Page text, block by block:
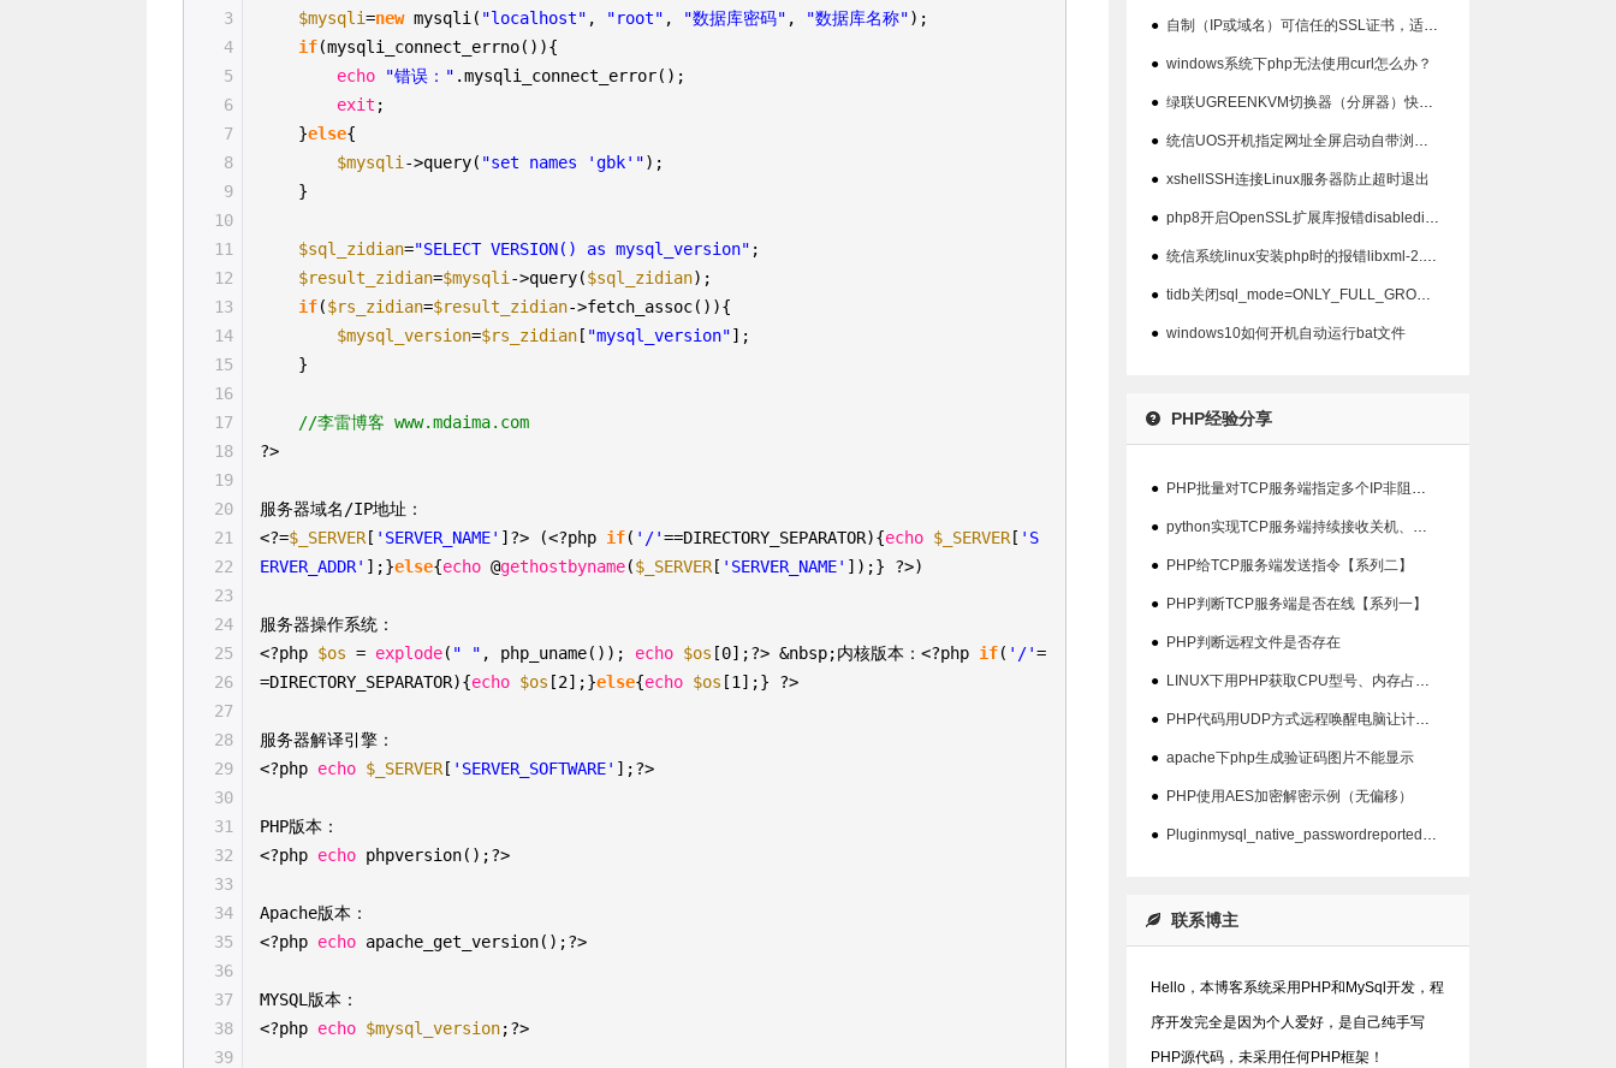
3
4
5
6
7
8
9
10
11
12
13
14
15
16
17
18
19
20
21
22
23
24
25
26
27
28
29
30
31
32
33
34
35
36
37
38
39
$mysqli=new mysqli( "localhost" , "root" , "数据库密码" , "数据库名称");
if(mysqli_connect_errno()){
echo
"错误：" .mysqli_connect_error();
exit ;
}else{
$mysqli ->query( "set names 'gbk'");
}
$sql_zidian="SELECT VERSION() as mysql_version" ;
$result_zidian=$mysqli ->query($sql_zidian);
if($rs_zidian=$result_zidian->fetch_assoc()){
$mysql_version=$rs_zidian [ "mysql_version"];
}
//李雷博客 www.mdaima.com
?>
服务器域名/IP地址：
<?=$_SERVER [ 'SERVER_NAME' ]?> (<?php if( '/'==DIRECTORY_SEPARATOR){echo $_SERVER [ 'S
ERVER_ADDR' ];}else{echo @gethostbyname($_SERVER [ 'SERVER_NAME' ]);} ?>)
服务器操作系统：
<?php $os = explode( " " , php_uname()); echo $os [0];?> &nbsp;内核版本：<?php if( '/'=
=DIRECTORY_SEPARATOR){echo $os [2];}else{echo $os [1];} ?>
服务器解译引擎：
<?php echo $_SERVER [ 'SERVER_SOFTWARE' ];?>
PHP版本：
<?php echo phpversion();?>
Apache版本：
<?php echo apache_get_version();?>
MYSQL版本：
<?php echo $mysql_version;?>
● 自制（IP或域名）可信任的SSL证书，适用360、chrome等浏览器
● windows系统下php无法使用curl怎么办？
● 绿联UGREENKVM切换器（分屏器）快捷键丢失解决办法
● 统信UOS开机指定网址全屏启动自带浏览器以及屏蔽ALT+F4关闭
● xshellSSH连接Linux服务器防止超时退出
● php8开启OpenSSL扩展库报错disabledinstallext
● 统信系统linux安装php时的报错libxml-2.0>=2.7.6
● tidb关闭sql_mode=ONLY_FULL_GROUP_BY模式
● windows10如何开机自动运行bat文件
PHP经验分享
● PHP批量对TCP服务端指定多个IP非阻塞检查在线状态
● python实现TCP服务端持续接收关机、重启指令并输出结果【系列三】
● PHP给TCP服务端发送指令【系列二】
● PHP判断TCP服务端是否在线【系列一】
● PHP判断远程文件是否存在
● LINUX下用PHP获取CPU型号、内存占用、硬盘占用等信息代码
● PHP代码用UDP方式远程唤醒电脑让计算机开机
● apache下php生成验证码图片不能显示
● PHP使用AES加密解密示例（无偏移）
● Pluginmysql_native_passwordreported:''mysql_native_password'isdeprecate问题
联系博主
Hello，本博客系统采用PHP和MySql开发，程
序开发完全是因为个人爱好，是自己纯手写
PHP源代码，未采用任何PHP框架！